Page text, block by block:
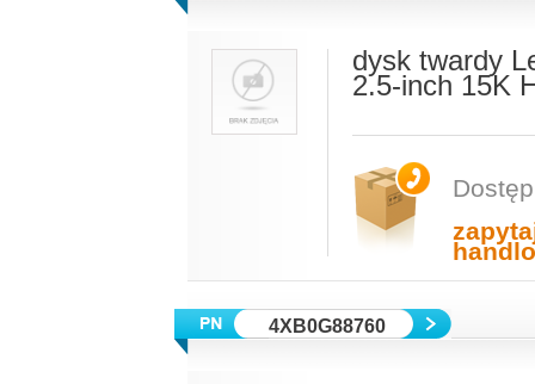
dysk twardy
2.5-inch 15K
4XB0G88760